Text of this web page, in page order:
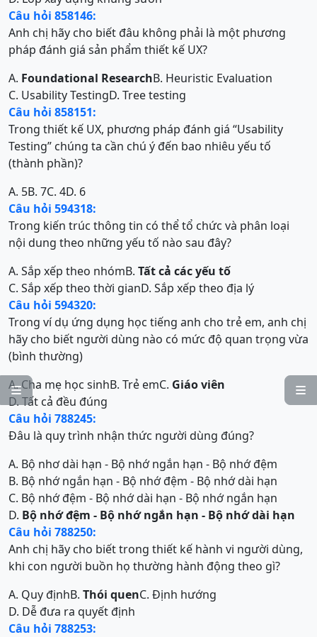


Câu hỏi 858146:
Anh chị hãy cho biết đâu không phải là một phương
pháp đánh giá sản phẩm thiết kế UX?
A. Foundational ResearchB. Heuristic Evaluation
C. Usability TestingD. Tree testing
Câu hỏi 858151:
Trong thiết kế UX, phương pháp đánh giá “Usability
Testing” chúng ta cần chú ý đến bao nhiêu yếu tố
(thành phần)?
A. 5B. 7C. 4D. 6
Câu hỏi 594318:
Trong kiến trúc thông tin có thể tổ chức và phân loại
nội dung theo những yếu tố nào sau đây?
A. Sắp xếp theo nhómB. Tất cả các yếu tố
C. Sắp xếp theo thời gianD. Sắp xếp theo địa lý
Câu hỏi 594320:
Trong ví dụ ứng dụng học tiếng anh cho trẻ em, anh chị
hãy cho biết người dùng nào có mức độ quan trọng vừa
(bình thường)
A. Cha mẹ học sinhB. Trẻ emC. Giáo viên
D. Tất cả đều đúng
Câu hỏi 788245:
Đâu là quy trình nhận thức người dùng đúng?
A. Bộ nhơ dài hạn - Bộ nhớ ngắn hạn - Bộ nhớ đệm
B. Bộ nhớ ngắn hạn - Bộ nhớ đệm - Bộ nhớ dài hạn
C. Bộ nhớ đệm - Bộ nhớ dài hạn - Bộ nhớ ngắn hạn
D. Bộ nhớ đệm - Bộ nhớ ngắn hạn - Bộ nhớ dài hạn
Câu hỏi 788250:
Anh chị hãy cho biết trong thiết kế hành vi người dùng,
khi con người buồn họ thường hành động theo gì?
A. Quy địnhB. Thói quenC. Định hướng
D. Dễ đưa ra quyết định
Câu hỏi 788253: